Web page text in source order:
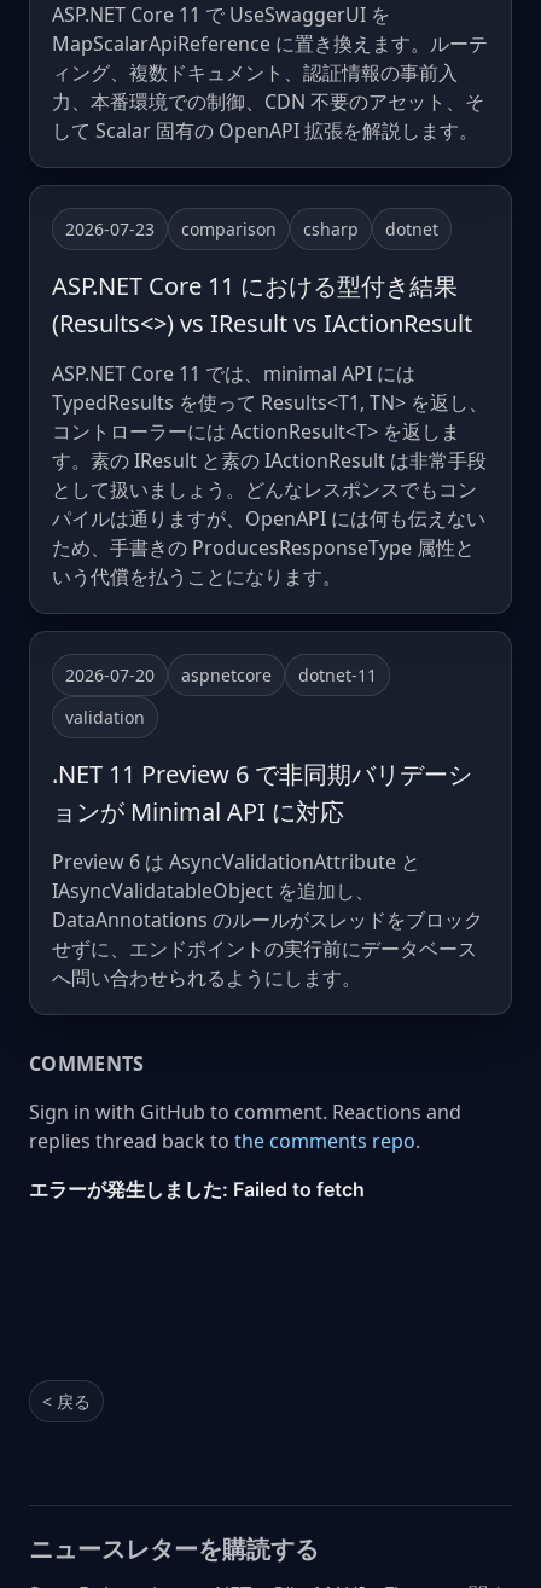
ASP.NET Core 11 で UseSwaggerUI を
MapScalarApiReference に置き換えます。ルーテ
ィング、複数ドキュメント、認証情報の事前入
力、本番環境での制御、CDN 不要のアセット、そ
して Scalar 固有の OpenAPI 拡張を解説します。
2026-07-23 comparison csharp dotnet
ASP.NET Core 11 における型付き結果
(Results<>) vs IResult vs IActionResult
ASP.NET Core 11 では、minimal API には
TypedResults を使って Results<T1, TN> を返し、
コントローラーには ActionResult<T> を返しま
す。素の IResult と素の IActionResult は非常手段
として扱いましょう。どんなレスポンスでもコン
パイルは通りますが、OpenAPI には何も伝えない
ため、手書きの ProducesResponseType 属性と
いう代償を払うことになります。
2026-07-20 aspnetcore
dotnet-11
validation
.NET 11 Preview 6 で非同期バリデーシ
ョンが Minimal API に対応
Preview 6 は AsyncValidationAttribute と
IAsyncValidatableObject を追加し、
DataAnnotations のルールがスレッドをブロック
せずに、エンドポイントの実行前にデータベース
へ問い合わせられるようにします。
COMMENTS
Sign in with GitHub to comment. Reactions and
replies thread back to the comments repo.
< 戻る
ニュースレターを購読する